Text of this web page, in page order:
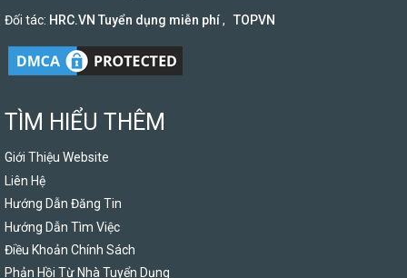
Đối tác: HRC.VN Tuyển dụng miễn phí, TOPVN
TÌM HIỂU THÊM
Giới Thiệu Website
Liên Hệ
Hướng Dẫn Đăng Tin
Hướng Dẫn Tìm Việc
Điều Khoản Chính Sách
Phản Hồi Từ Nhà Tuyển Dụng